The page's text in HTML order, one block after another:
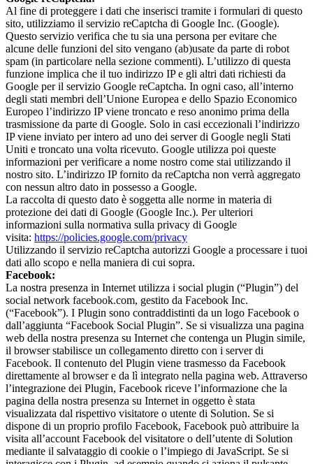
Al fine di proteggere i dati che inserisci tramite i formulari di questo
sito, utilizziamo il servizio reCaptcha di Google Inc. (Google).
Questo servizio verifica che tu sia una persona per evitare che
alcune delle funzioni del sito vengano (ab)usate da parte di robot
spam (in particolare nella sezione commenti). L’utilizzo di questa
funzione implica che il tuo indirizzo IP e gli altri dati richiesti da
Google per il servizio Google reCaptcha. In ogni caso, all’interno
degli stati membri dell’Unione Europea e dello Spazio Economico
Europeo l’indirizzo IP viene troncato e reso anonimo prima della
trasmissione da parte di Google. Solo in casi eccezionali l’indirizzo
IP viene inviato per intero ad uno dei server di Google negli Stati
Uniti e troncato una volta ricevuto. Google utilizza poi queste
informazioni per verificare a nome nostro come stai utilizzando il
nostro sito. L’indirizzo IP fornito da reCaptcha non verrà aggregato
con nessun altro dato in possesso a Google.
La raccolta di questo dato è soggetta alle norme in materia di
protezione dei dati di Google (Google Inc.). Per ulteriori
informazioni sulla normativa sulla privacy di Google
visita: https://policies.google.com/privacy
Utilizzando il servizio reCaptcha autorizzi Google a processare i tuoi
dati allo scopo e nella maniera di cui sopra.
Facebook:
La nostra presenza in Internet utilizza i social plugin (“Plugin”) del
social network facebook.com, gestito da Facebook Inc.
(“Facebook”). I Plugin sono contraddistinti da un logo Facebook o
dall’aggiunta “Facebook Social Plugin”. Se si visualizza una pagina
web della nostra presenza su Internet che contenga un Plugin simile,
il browser stabilisce un collegamento diretto con i server di
Facebook. Il contenuto del Plugin viene trasmesso da Facebook
direttamente al browser e da lì integrato nella pagina web. Attraverso
l’integrazione dei Plugin, Facebook riceve l’informazione che la
pagina della nostra presenza su Internet in oggetto è stata
visualizzata dal rispettivo visitatore o utente di Solution. Se si
dispone di un proprio profilo Facebook, Facebook può attribuire la
visita all’account Facebook del visitatore o dell’utente di Solution
mediante il salvataggio di cookie o l’impiego di JavaScript. Se si